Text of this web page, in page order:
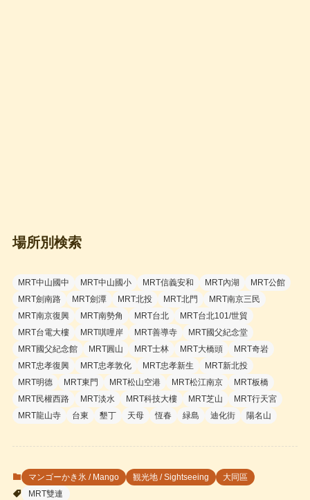
場所別検索
MRT中山國中 MRT中山國小 MRT信義安和 MRT內湖
MRT公館
MRT劍南路
MRT劍潭 MRT北投 MRT北門
MRT南京三民
MRT南京復興
MRT南勢角 MRT台北
MRT台北101/世貿
MRT台電大樓
MRT唭哩岸 MRT善導寺
MRT國父紀念堂
MRT國父紀念館
MRT圓山 MRT士林 MRT大橋頭
MRT奇岩
MRT忠孝復興
MRT忠孝敦化 MRT忠孝新生
MRT新北投
MRT明德
MRT東門 MRT松山空港 MRT松江南京
MRT板橋
MRT民權西路
MRT淡水 MRT科技大樓 MRT芝山
MRT行天宮
MRT龍山寺
台東 墾丁 天母 恆春 緑島 迪化街 陽名山
マンゴーかき氷 / Mango 観光地 / Sightseeing
大同區
MRT雙連